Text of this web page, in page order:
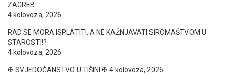
ZAGREB..
4 kolovoza, 2026
RAD SE MORA ISPLATITI, A NE KAŽNJAVATI SIROMAŠTVOM U
STAROSTI!?
4 kolovoza, 2026
✠ SVJEDOČANSTVO U TIŠINI ✠ 4 kolovoza, 2026